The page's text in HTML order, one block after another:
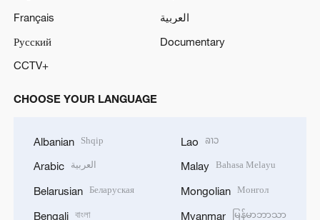
Français
العربية
Русский
Documentary
CCTV+
CHOOSE YOUR LANGUAGE
Albanian Shqip
Arabic العربية
Belarusian Беларуская
Bengali বাংলা
Lao ລາວ
Malay Bahasa Melayu
Mongolian Монгол
Myanmar မြန်မာဘာသာ